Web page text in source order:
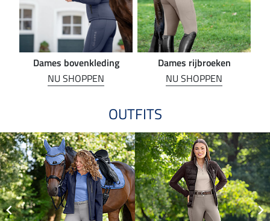
Dames bovenkleding
NU SHOPPEN
Dames rijbroeken
NU SHOPPEN
OUTFITS